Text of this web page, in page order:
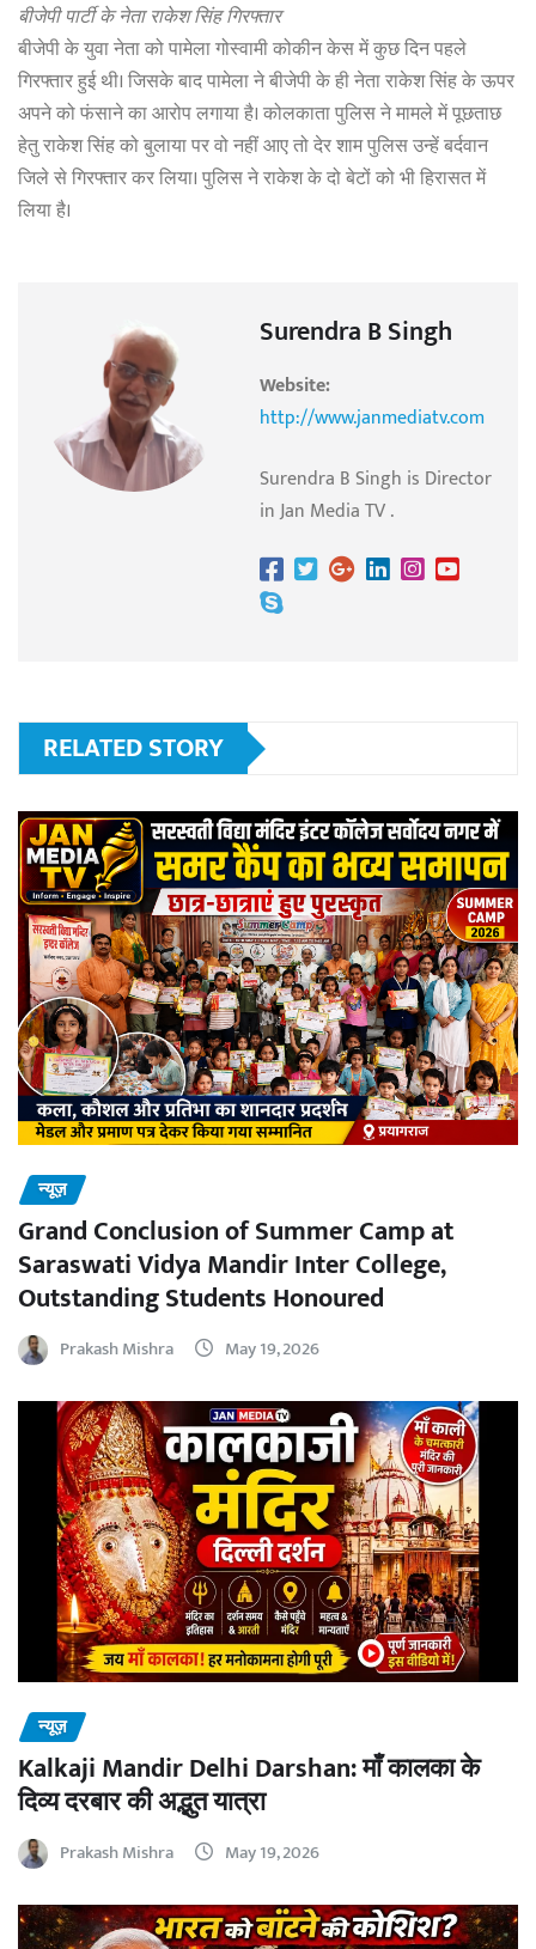
बीजेपी पार्टी के नेता राकेश सिंह गिरफ्तार
बीजेपी के युवा नेता को पामेला गोस्वामी कोकीन केस में कुछ दिन पहले
गिरफ्तार हुई थी। जिसके बाद पामेला ने बीजेपी के ही नेता राकेश सिंह के ऊपर
अपने को फंसाने का आरोप लगाया है। कोलकाता पुलिस ने मामले में पूछताछ
हेतु राकेश सिंह को बुलाया पर वो नहीं आए तो देर शाम पुलिस उन्हें बर्दवान
जिले से गिरफ्तार कर लिया। पुलिस ने राकेश के दो बेटों को भी हिरासत में
लिया है।
Surendra B Singh
Website:
http://www.janmediatv.com
Surendra B Singh is Director
in Jan Media TV .
RELATED STORY
न्यूज़
Grand Conclusion of Summer Camp at
Saraswati Vidya Mandir Inter College,
Outstanding Students Honoured
Prakash Mishra May 19, 2026
न्यूज़
Kalkaji Mandir Delhi Darshan: माँ कालका के
दिव्य दरबार की अद्भुत यात्रा
Prakash Mishra May 19, 2026